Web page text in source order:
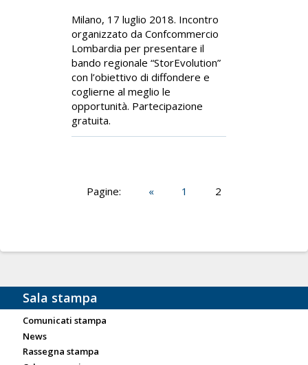
Milano, 17 luglio 2018. Incontro
organizzato da Confcommercio
Lombardia per presentare il
bando regionale “StorEvolution”
con l’obiettivo di diffondere e
coglierne al meglio le
opportunità. Partecipazione
gratuita.
Pagine: « 1 2
Sala stampa
Comunicati stampa
News
Rassegna stampa